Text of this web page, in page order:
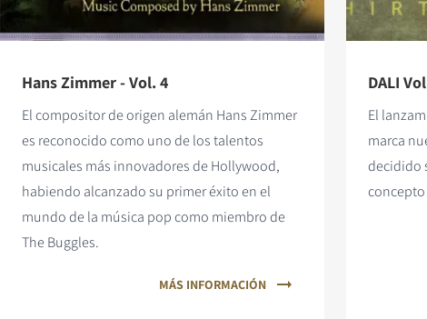
Hans Zimmer - Vol. 4
El compositor de origen alemán Hans Zimmer
es reconocido como uno de los talentos
musicales más innovadores de Hollywood,
habiendo alcanzado su primer éxito en el
mundo de la música pop como miembro de
The Buggles.
MÁS INFORMACIÓN
DALI
El
marca
decidido